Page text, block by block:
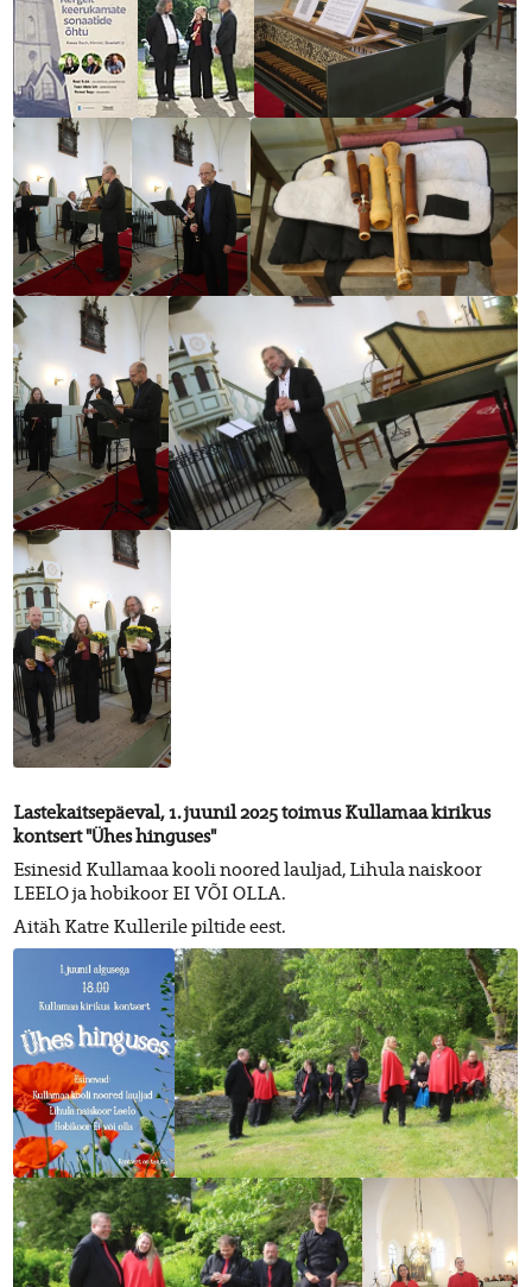
Lastekaitsepäeval, 1. juunil 2025 toimus Kullamaa kirikus
kontsert "Ühes hinguses"
Esinesid Kullamaa kooli noored lauljad, Lihula naiskoor
LEELO ja hobikoor EI VÕI OLLA.
Aitäh Katre Kullerile piltide eest.